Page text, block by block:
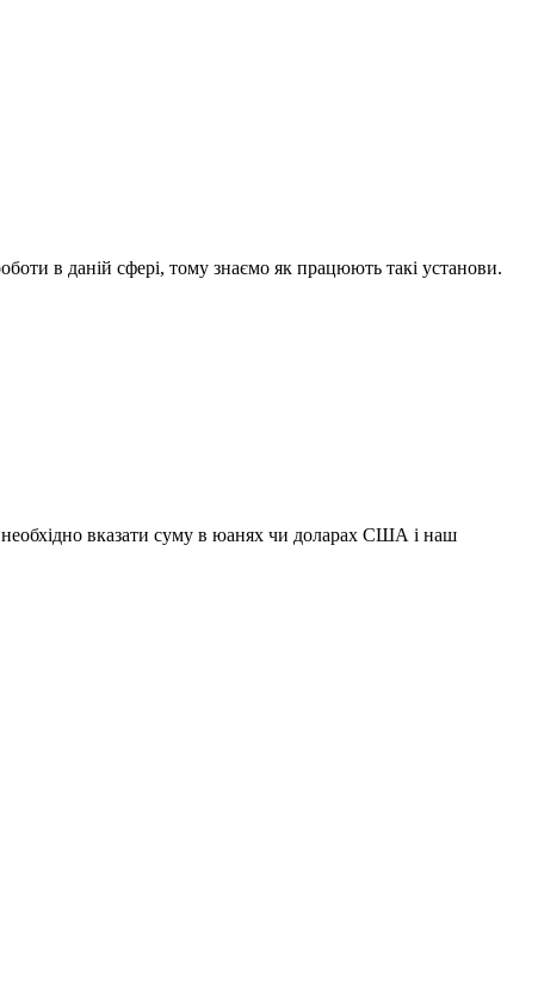
в даній сфері, тому знаємо як працюють такі установи.
вказати суму в юанях чи доларах США і наш